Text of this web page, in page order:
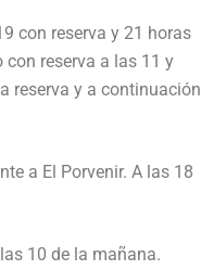
con reserva y 21 horas
con reserva a las 11 y
reserva y a continuación
a El Porvenir. A las 18
10 de la mañana.